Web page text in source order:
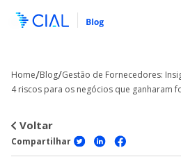
Home/Blog/Gestão de Fornecedores:
4 riscos para os negócios que ganharam
Voltar
Compartilhar